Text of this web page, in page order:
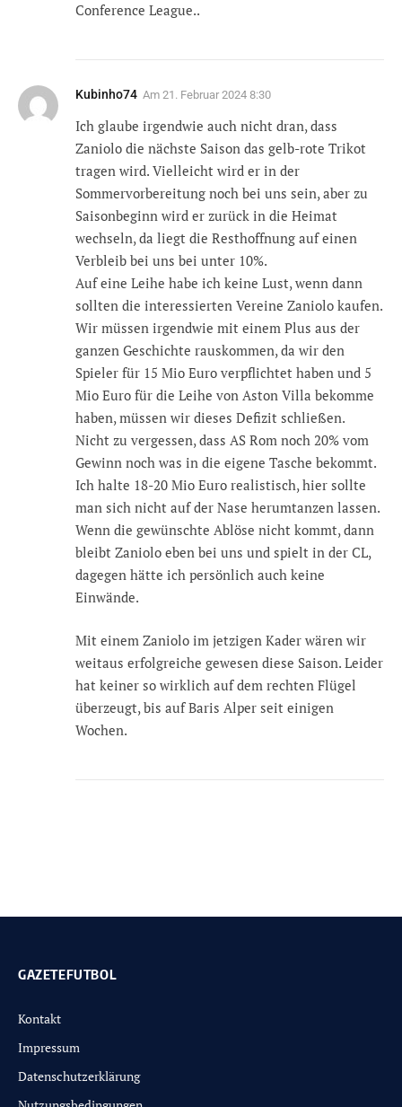
Conference League..
Kubinho74 Am 21. Februar 2024 8:30
Ich glaube irgendwie auch nicht dran, dass
Zaniolo die nächste Saison das gelb-rote Trikot
tragen wird. Vielleicht wird er in der
Sommervorbereitung noch bei uns sein, aber zu
Saisonbeginn wird er zurück in die Heimat
wechseln, da liegt die Resthoffnung auf einen
Verbleib bei uns bei unter 10%.
Auf eine Leihe habe ich keine Lust, wenn dann
sollten die interessierten Vereine Zaniolo kaufen.
Wir müssen irgendwie mit einem Plus aus der
ganzen Geschichte rauskommen, da wir den
Spieler für 15 Mio Euro verpflichtet haben und 5
Mio Euro für die Leihe von Aston Villa bekomme
haben, müssen wir dieses Defizit schließen.
Nicht zu vergessen, dass AS Rom noch 20% vom
Gewinn noch was in die eigene Tasche bekommt.
Ich halte 18-20 Mio Euro realistisch, hier sollte
man sich nicht auf der Nase herumtanzen lassen.
Wenn die gewünschte Ablöse nicht kommt, dann
bleibt Zaniolo eben bei uns und spielt in der CL,
dagegen hätte ich persönlich auch keine
Einwände.
Mit einem Zaniolo im jetzigen Kader wären wir
weitaus erfolgreiche gewesen diese Saison. Leider
hat keiner so wirklich auf dem rechten Flügel
überzeugt, bis auf Baris Alper seit einigen
Wochen.
GAZETEFUTBOL
Kontakt
Impressum
Datenschutzerklärung